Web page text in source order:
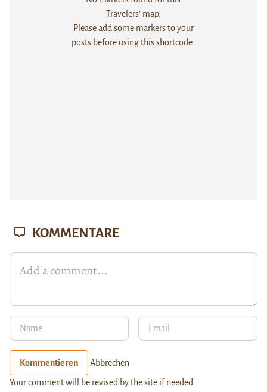
Travelers' map.
Please add some markers to your
posts before using this shortcode.
KOMMENTARE
Kommentieren Abbrechen
Your comment will be revised by the site if needed.